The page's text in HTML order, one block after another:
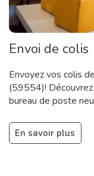
Envoi de colis
Envoyez vos colis
(59554)!
bureau de poste
En savoir plus